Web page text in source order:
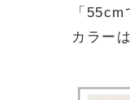
「
カラー